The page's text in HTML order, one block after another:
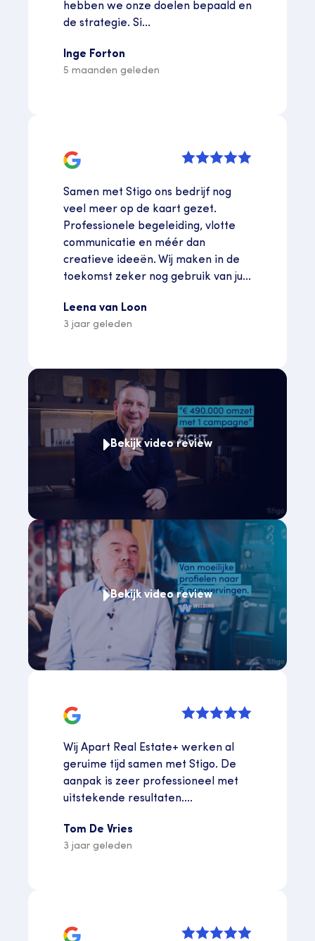
hebben we onze doelen bepaald en
de strategie. Si...
Inge Forton
5 maanden geleden
Samen met Stigo ons bedrijf nog
veel meer op de kaart gezet.
Professionele begeleiding, vlotte
communicatie en méér dan
creatieve ideeën. Wij maken in de
toekomst zeker nog gebruik van ju...
Leena van Loon
3 jaar geleden
Bekijk video review
Bekijk video review
Wij Apart Real Estate+ werken al
geruime tijd samen met Stigo. De
aanpak is zeer professioneel met
uitstekende resultaten....
Tom De Vries
3 jaar geleden